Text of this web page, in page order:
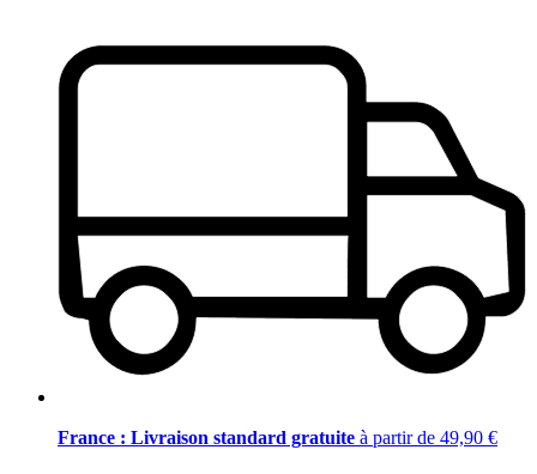
France : Livraison standard gratuite à partir de 49,90 €